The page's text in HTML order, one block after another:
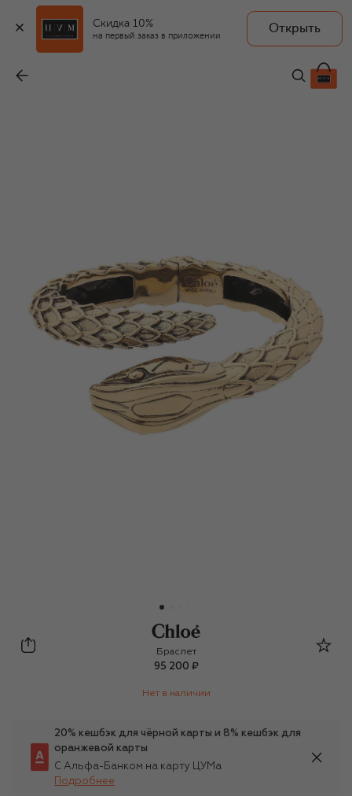
Скидка 10%
на первый заказ в приложении
Открыть
Chloé
Браслет
95 200 ₽
Нет в наличии
20% кешбэк для чёрной карты и 8% кешбэк для
оранжевой карты
С Альфа-Банком на карту ЦУМа
Подробнее